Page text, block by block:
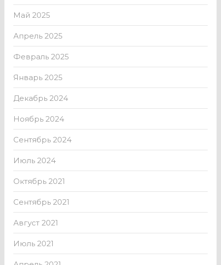
Май 2025
Апрель 2025
Февраль 2025
Январь 2025
Декабрь 2024
Ноябрь 2024
Сентябрь 2024
Июль 2024
Октябрь 2021
Сентябрь 2021
Август 2021
Июль 2021